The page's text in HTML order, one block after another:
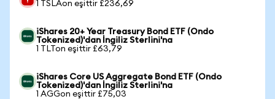
1 TSLAon eşittir £236,69
iShares 20+ Year Treasury Bond ETF (Ondo
Tokenized)'dan İngiliz Sterlini'na
1 TLTon eşittir £63,79
iShares Core US Aggregate Bond ETF (Ondo
Tokenized)'dan İngiliz Sterlini'na
1 AGGon eşittir £75,03